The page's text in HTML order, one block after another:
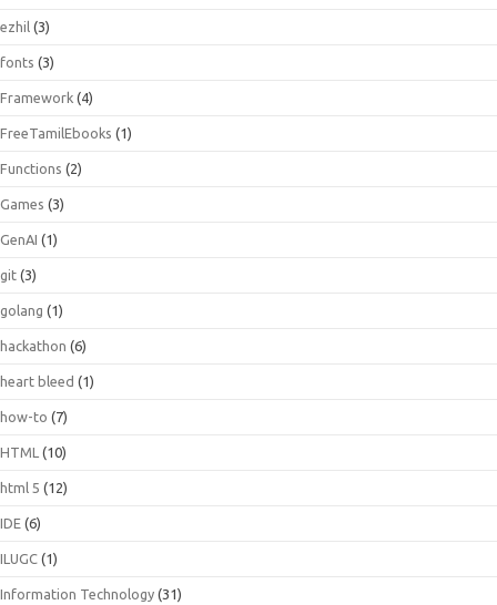
ezhil (3)
fonts (3)
Framework (4)
FreeTamilEbooks (1)
Functions (2)
Games (3)
GenAI (1)
git (3)
golang (1)
hackathon (6)
heart bleed (1)
how-to (7)
HTML (10)
html 5 (12)
IDE (6)
ILUGC (1)
Information Technology (31)